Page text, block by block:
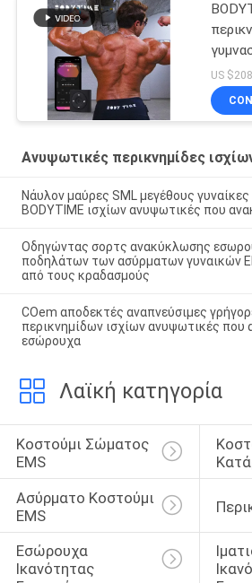
Ανυψωτικές περικνημίδες
Νάυλον μαύρες SML μεγέθους
BODYTIME ισχίων ανυψωτικές που
Οδηγώντας σορτς ανακύκλωσης
ποδηλάτων των ασύρματων γυναικών
από τους κραδασμούς
COem αποδεκτές αναπνεύσιμες
περικνημίδων ισχίων ανυψωτικές που
εσώρουχα
Λαϊκή κατηγορία
Κοστούμι Σώματος
EMS
Ασύρματο Κοστούμι
EMS
Εσώρουχα
Ικανότητας